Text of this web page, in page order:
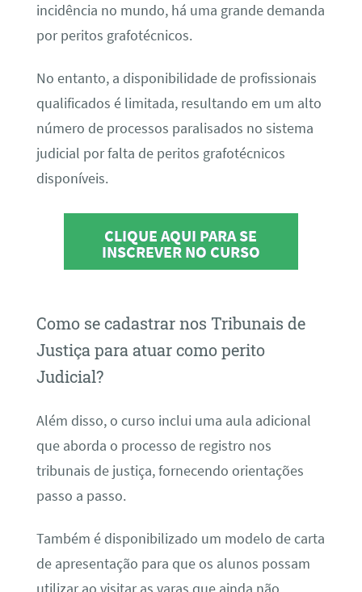
incidência no mundo, há uma grande demanda
por peritos grafotécnicos.
No entanto, a disponibilidade de profissionais
qualificados é limitada, resultando em um alto
número de processos paralisados no sistema
judicial por falta de peritos grafotécnicos
disponíveis.
CLIQUE AQUI PARA SE
INSCREVER NO CURSO
Como se cadastrar nos Tribunais de
Justiça para atuar como perito
Judicial?
Além disso, o curso inclui uma aula adicional
que aborda o processo de registro nos
tribunais de justiça, fornecendo orientações
passo a passo.
Também é disponibilizado um modelo de carta
de apresentação para que os alunos possam